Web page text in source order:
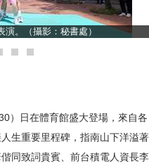
。（攝影：秘書處）
）日在體育館盛大登場，來自各
生重要里程碑，指南山下洋溢著
同致詞貴賓、前台積電人資長李